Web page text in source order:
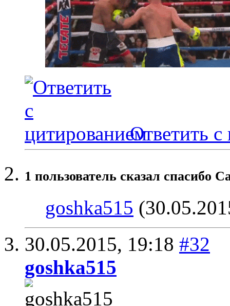
Ответить с
1 пользователь сказал cпасибо
goshka515
30.05.2015, 19:18 #32
goshka515